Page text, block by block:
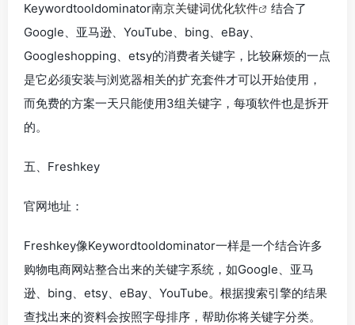
Keywordtooldominator南京关键词优化软件
结合了
Google、亚马逊、YouTube、bing、eBay、
Googleshopping、etsy的消费者关键字，比较麻烦的一点
是它必须安装与浏览器相关的扩充套件才可以开始使用，
而免费的方案一天只能使用3组关键字，每项软件也是拆开
的。
五、Freshkey
官网地址：
Freshkey像Keywordtooldominator一样是一个结合许多
购物电商网站整合出来的关键字系统，如Google、亚马
逊、bing、etsy、eBay、YouTube。根据搜索引擎的结果
查找出来的资料会按照字母排序，帮助你将关键字分类。